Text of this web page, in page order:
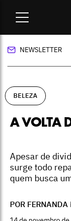
A
NEWSLETTER
BELEZA
A VOLTA
Apesar de
surge todo
quem busca
POR FERNANDA